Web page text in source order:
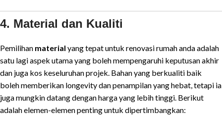
4. Material dan Kualiti
Pemilihan material yang tepat untuk renovasi rumah anda adalah
satu lagi aspek utama yang boleh mempengaruhi keputusan akhir
dan juga kos keseluruhan projek. Bahan yang berkualiti baik
boleh memberikan longevity dan penampilan yang hebat, tetapi ia
juga mungkin datang dengan harga yang lebih tinggi. Berikut
adalah elemen-elemen penting untuk dipertimbangkan: